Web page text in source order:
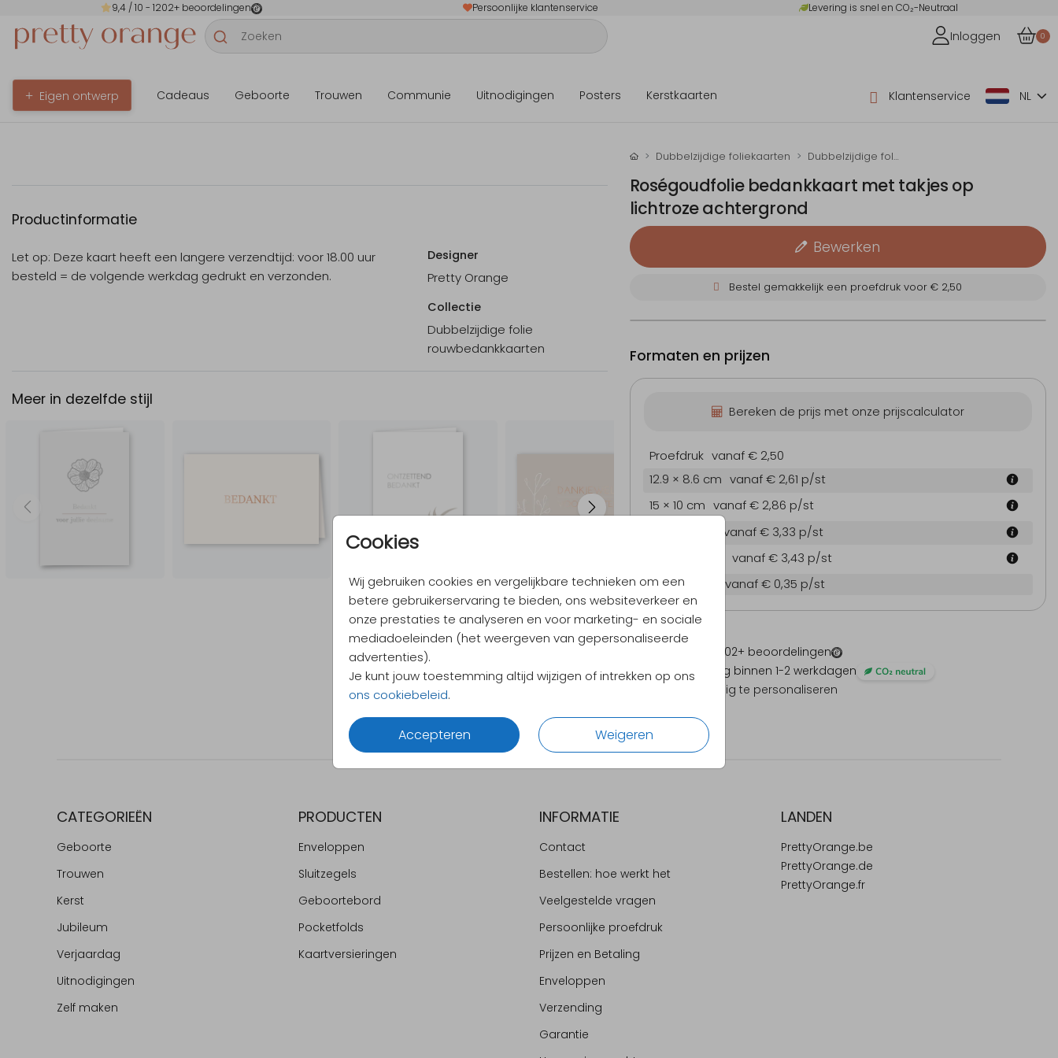
9,4/ 10 - 1202+ beoordelingen Persoonlijke klantenservice Levering is snel en CO₂-Neutraal
Inloggen 0
Eigen ontwerp Cadeaus Geboorte Trouwen Communie Uitnodigingen Posters Kerstkaarten Klantenservice NL
Cookies
Wij gebruiken cookies en vergelijkbare technieken om een
betere gebruikerservaring te bieden, ons websiteverkeer en
onze prestaties te analyseren en voor marketing- en sociale
mediadoeleinden (het weergeven van gepersonaliseerde
advertenties).
Je kunt jouw toestemming altijd wijzigen of intrekken op ons
ons cookiebeleid.
Accepteren Weigeren
Productinformatie
Let op: Deze kaart heeft een langere verzendtijd: voor 18.00 uur
besteld = de volgende werkdag gedrukt en verzonden.
Designer
Pretty Orange
Collectie
Dubbelzijdige folie
rouwbedankkaarten
Meer in dezelfde stijl
Dubbelzijdige foliekaarten Dubbelzijdige folie rouwbedankkaarten
Roségoudfolie bedankkaart met takjes op
lichtroze achtergrond
Bewerken
Bestel gemakkelijk een proefdruk voor€ 2,50
1202+ beoordelingen
Verzending binnen 1-2 werkdagen
Alles volledig te personaliseren
Formaten en prijzen
Bereken de prijs met onze prijscalculator
Proefdruk vanaf € 2,50
12.9 × 8.6 cm vanaf € 2,61 p/st
15 × 10 cm vanaf € 2,86 p/st
vanaf € 3,33 p/st
vanaf € 3,43 p/st
Enveloppen
vanaf € 0,35 p/st
CATEGORIEËN
Geboorte
Trouwen
Kerst
Jubileum
Verjaardag
Uitnodigingen
Zelf maken
PRODUCTEN
Enveloppen
Sluitzegels
Geboortebord
Pocketfolds
Kaartversieringen
INFORMATIE
Contact
Bestellen: hoe werkt het
Veelgestelde vragen
Persoonlijke proefdruk
Prijzen en Betaling
Enveloppen
Verzending
Garantie
LANDEN
PrettyOrange.be
PrettyOrange.de
PrettyOrange.fr